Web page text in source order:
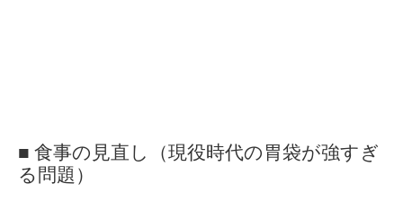
■ 食事の見直し（現役時代の胃袋が強すぎ
る問題）